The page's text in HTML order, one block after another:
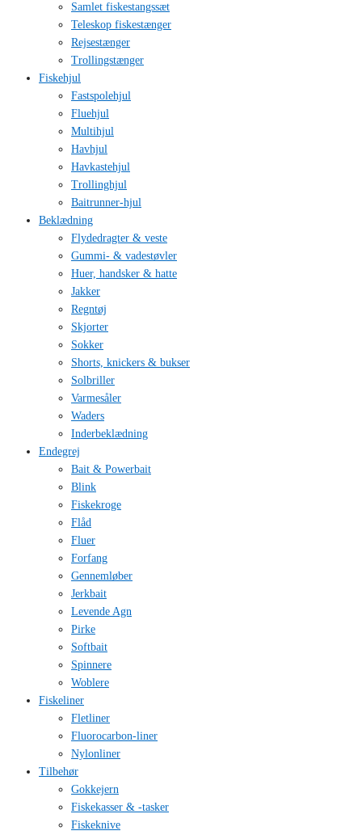
Samlet fiskestangssæt
Teleskop fiskestænger
Rejsestænger
Trollingstænger
Fiskehjul
Fastspolehjul
Fluehjul
Multihjul
Havhjul
Havkastehjul
Trollinghjul
Baitrunner-hjul
Beklædning
Flydedragter & veste
Gummi- & vadestøvler
Huer, handsker & hatte
Jakker
Regntøj
Skjorter
Sokker
Shorts, knickers & bukser
Solbriller
Varmesåler
Waders
Inderbeklædning
Endegrej
Bait & Powerbait
Blink
Fiskekroge
Flåd
Fluer
Forfang
Gennemløber
Jerkbait
Levende Agn
Pirke
Softbait
Spinnere
Woblere
Fiskeliner
Fletliner
Fluorocarbon-liner
Nylonliner
Tilbehør
Gokkejern
Fiskekasser & -tasker
Fiskeknive